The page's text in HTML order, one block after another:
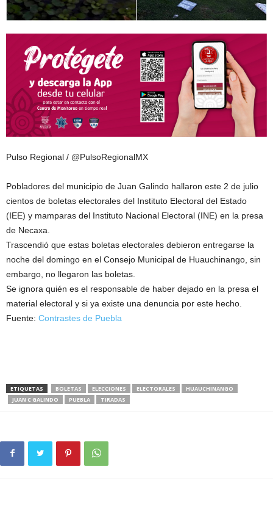
Pulso Regional / @PulsoRegionalMX
Pobladores del municipio de Juan Galindo hallaron este 2 de julio
cientos de boletas electorales del Instituto Electoral del Estado
(IEE) y mamparas del Instituto Nacional Electoral (INE) en la presa
de Necaxa.
Trascendió que estas boletas electorales debieron entregarse la
noche del domingo en el Consejo Municipal de Huauchinango, sin
embargo, no llegaron las boletas.
Se ignora quién es el responsable de haber dejado en la presa el
material electoral y si ya existe una denuncia por este hecho.
Fuente: Contrastes de Puebla
ETIQUETAS BOLETAS ELECCIONES ELECTORALES
HUAUCHINANGO
JUAN C GALINDO
PUEBLA TIRADAS